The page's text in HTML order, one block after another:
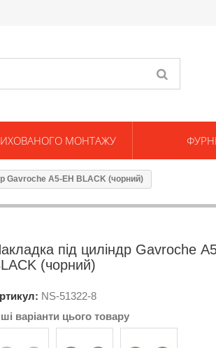
МОНТАЖУ
Gavroche А5-EH BLACK (чорний)
під циліндр Gavroche
(чорний)
NS-51322-8
варіанти цього товару